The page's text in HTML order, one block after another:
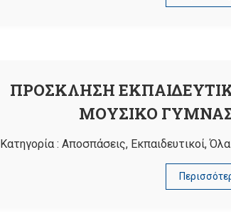
ΠΡΟΣΚΛΗΣΗ
ΜΟΥΣΙΚΟ
Κατηγορία : Αποσπάσεις, Εκπαιδευτικοί,